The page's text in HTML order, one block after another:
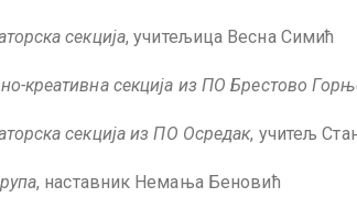
секција, учитељица Весна Симић
креативна секција из ПО Брестово
секција из ПО Осредак, учитељ
, наставник Немања Беновић